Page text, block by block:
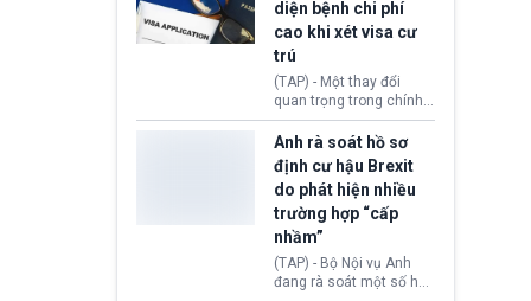
hoàn toàn bất hợp pháp.
Động thái trên diễn ra
trong bối cảnh tranh
chấp ngoại giao giữa
chính quyền Tổng thống
Donald Trump và chính
phủ cánh tả Tổng thống
da Silva đang leo thang
gay gắt.
diện bệnh chi phí
cao khi xét visa cư
trú
(TAP) - Một thay đổi
quan trọng trong chính
sách nhập cư của New
Zealand đang mở ra
thêm cơ hội cho nhiều
người muốn định cư. Từ
nay, người mắc viêm
gan B hoặc viêm gan C
sẽ không còn bị mặc
định không đáp ứng tiêu
chuẩn sức khỏe chỉ vì
chi phí điều trị khi nộp hồ
Anh rà soát hồ sơ
định cư hậu Brexit
do phát hiện nhiều
trường hợp “cấp
nhầm”
(TAP) - Bộ Nội vụ Anh
đang rà soát một số hồ